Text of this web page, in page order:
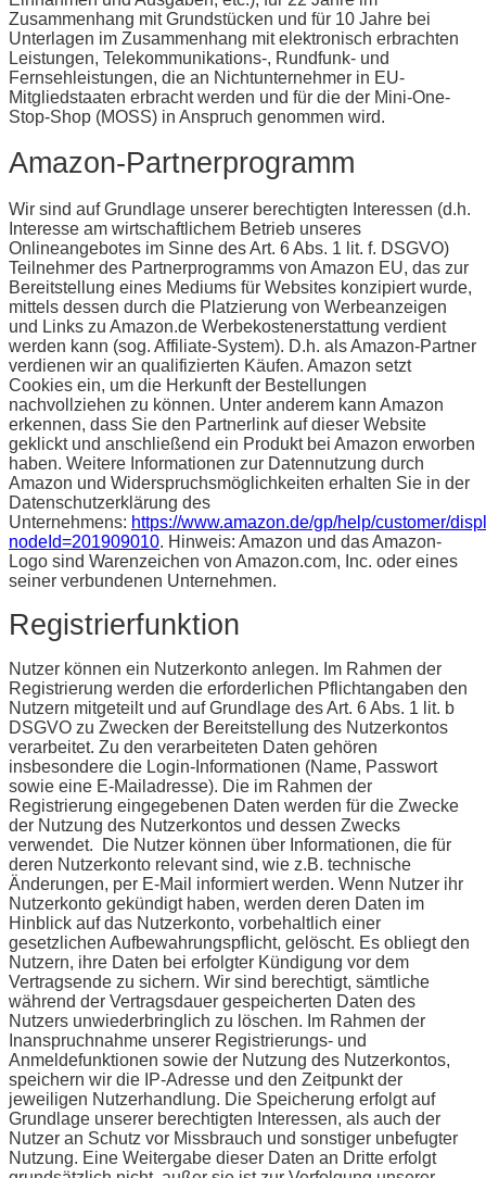
Zusammenhang mit Grundstücken und für 10 Jahre bei
Unterlagen im Zusammenhang mit elektronisch erbrachten
Leistungen, Telekommunikations-, Rundfunk- und
Fernsehleistungen, die an Nichtunternehmer in EU-
Mitgliedstaaten erbracht werden und für die der Mini-One-
Stop-Shop (MOSS) in Anspruch genommen wird.
Amazon-Partnerprogramm
Wir sind auf Grundlage unserer berechtigten Interessen (d.h.
Interesse am wirtschaftlichem Betrieb unseres
Onlineangebotes im Sinne des Art. 6 Abs. 1 lit. f. DSGVO)
Teilnehmer des Partnerprogramms von Amazon EU, das zur
Bereitstellung eines Mediums für Websites konzipiert wurde,
mittels dessen durch die Platzierung von Werbeanzeigen
und Links zu Amazon.de Werbekostenerstattung verdient
werden kann (sog. Affiliate-System). D.h. als Amazon-Partner
verdienen wir an qualifizierten Käufen. Amazon setzt
Cookies ein, um die Herkunft der Bestellungen
nachvollziehen zu können. Unter anderem kann Amazon
erkennen, dass Sie den Partnerlink auf dieser Website
geklickt und anschließend ein Produkt bei Amazon erworben
haben. Weitere Informationen zur Datennutzung durch
Amazon und Widerspruchsmöglichkeiten erhalten Sie in der
Datenschutzerklärung des
Unternehmens: https://www.amazon.de/gp/help/customer/
nodeId=201909010. Hinweis: Amazon und das Amazon-
Logo sind Warenzeichen von Amazon.com, Inc. oder eines
seiner verbundenen Unternehmen.
Registrierfunktion
Nutzer können ein Nutzerkonto anlegen. Im Rahmen der
Registrierung werden die erforderlichen Pflichtangaben den
Nutzern mitgeteilt und auf Grundlage des Art. 6 Abs. 1 lit. b
DSGVO zu Zwecken der Bereitstellung des Nutzerkontos
verarbeitet. Zu den verarbeiteten Daten gehören
insbesondere die Login-Informationen (Name, Passwort
sowie eine E-Mailadresse). Die im Rahmen der
Registrierung eingegebenen Daten werden für die Zwecke
der Nutzung des Nutzerkontos und dessen Zwecks
verwendet. Die Nutzer können über Informationen, die für
deren Nutzerkonto relevant sind, wie z.B. technische
Änderungen, per E-Mail informiert werden. Wenn Nutzer ihr
Nutzerkonto gekündigt haben, werden deren Daten im
Hinblick auf das Nutzerkonto, vorbehaltlich einer
gesetzlichen Aufbewahrungspflicht, gelöscht. Es obliegt den
Nutzern, ihre Daten bei erfolgter Kündigung vor dem
Vertragsende zu sichern. Wir sind berechtigt, sämtliche
während der Vertragsdauer gespeicherten Daten des
Nutzers unwiederbringlich zu löschen. Im Rahmen der
Inanspruchnahme unserer Registrierungs- und
Anmeldefunktionen sowie der Nutzung des Nutzerkontos,
speichern wir die IP-Adresse und den Zeitpunkt der
jeweiligen Nutzerhandlung. Die Speicherung erfolgt auf
Grundlage unserer berechtigten Interessen, als auch der
Nutzer an Schutz vor Missbrauch und sonstiger unbefugter
Nutzung. Eine Weitergabe dieser Daten an Dritte erfolgt